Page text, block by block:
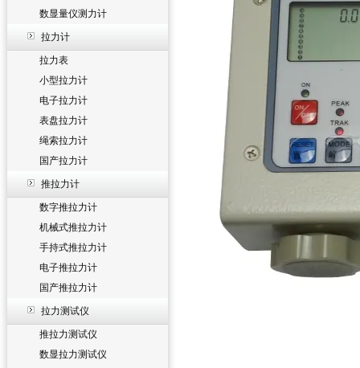
数显量仪测力计
拉力计
拉力表
小型拉力计
电子拉力计
表盘拉力计
绳索拉力计
国产拉力计
推拉力计
数字推拉力计
机械式推拉力计
手持式推拉力计
电子推拉力计
国产推拉力计
拉力测试仪
推拉力测试仪
数显拉力测试仪